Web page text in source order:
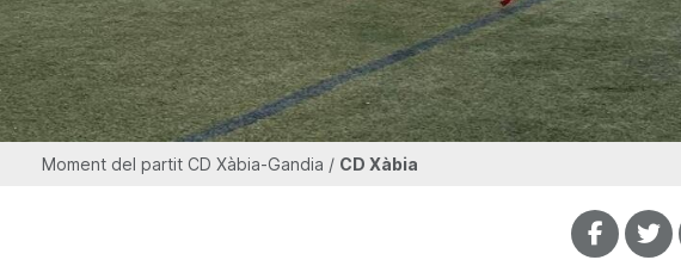
Moment del partit CD Xàbia-Gandia / CD Xàbia